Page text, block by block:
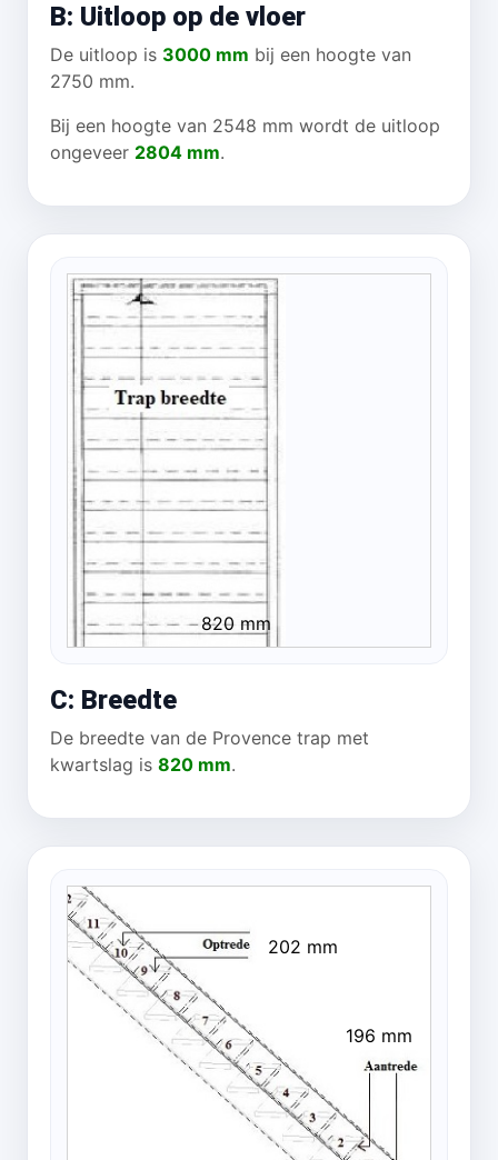
B: Uitloop op de vloer
De uitloop is 3000 mm bij een hoogte van
2750 mm.
Bij een hoogte van 2548 mm wordt de uitloop
ongeveer 2804 mm.
820 mm
C: Breedte
De breedte van de Provence trap met
kwartslag is 820 mm.
202 mm
196 mm